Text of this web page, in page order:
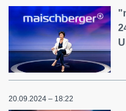
20.09.2024 – 18:22